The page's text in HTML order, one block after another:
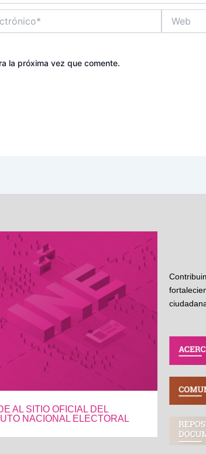
la próxima vez que comente.
AL SITIO OFICIAL DEL
NACIONAL ELECTORAL